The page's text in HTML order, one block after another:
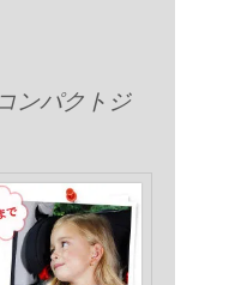
ンパクトジ